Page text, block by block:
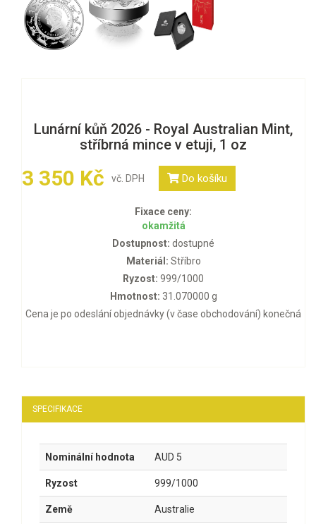
Lunární kůň 2026 - Royal Australian Mint,
stříbrná mince v etuji, 1 oz
3 350 Kč vč. DPH Do košíku
Fixace ceny:
okamžitá
Dostupnost: dostupné
Materiál: Stříbro
Ryzost: 999/1000
Hmotnost: 31.070000 g
Cena je po odeslání objednávky (v čase obchodování) konečná
SPECIFIKACE
Nominální hodnota AUD 5
Ryzost 999/1000
Země Australie